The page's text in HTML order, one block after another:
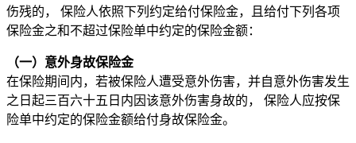
伤残的， 保险人依照下列约定给付保险金，且给付下列各项
保险金之和不超过保险单中约定的保险金额：
（一）意外身故保险金
在保险期间内，若被保险人遭受意外伤害，并自意外伤害发生
之日起三百六十五日内因该意外伤害身故的， 保险人应按保
险单中约定的保险金额给付身故保险金。